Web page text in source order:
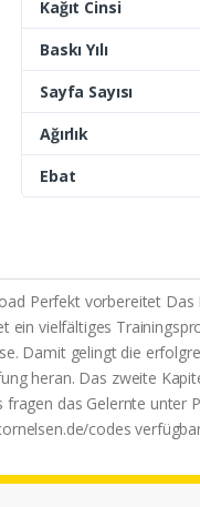
Kağıt Cinsi
Baskı Yılı
Sayfa Sayısı
Ağırlık
Ebat
Perfekt vorbereitet
vielfältiges
Damit gelingt die
heran. Das zweite
das Gelernte unter
codes